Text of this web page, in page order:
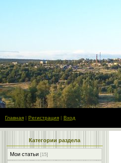
Главная | Регистрация | Вход
Категории раздела
Мои статьи [15]